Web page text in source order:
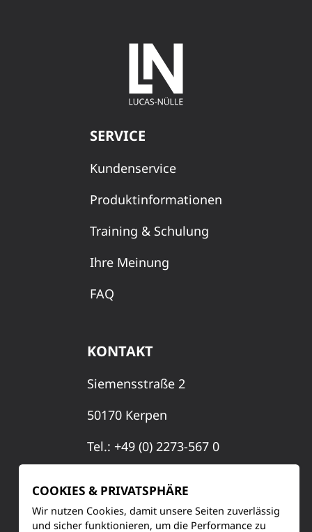
SERVICE
Kundenservice
Produktinformationen
Training & Schulung
Ihre Meinung
FAQ
KONTAKT
Siemensstraße 2
50170 Kerpen
Tel.: +49 (0) 2273-567 0
info@lucas-nuelle.de
COOKIES & PRIVATSPHÄRE
Wir nutzen Cookies, damit unsere Seiten zuverlässig
und sicher funktionieren, um die Performance zu